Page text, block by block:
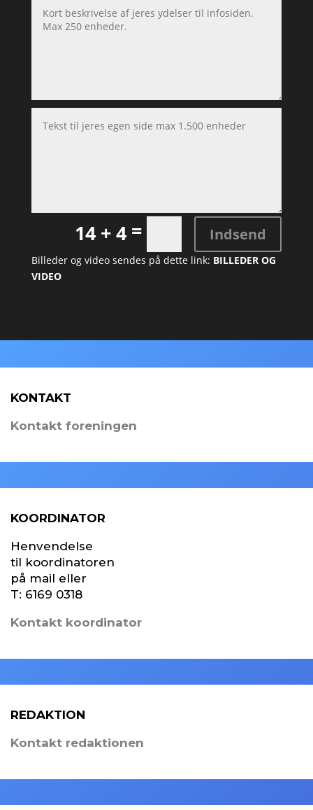
14 + 4 = Indsend
Billeder og video sendes på dette link: BILLEDER OG
VIDEO
KONTAKT
Kontakt foreningen
KOORDINATOR
Henvendelse
til koordinatoren
på mail eller
T: 6169 0318
Kontakt koordinator
REDAKTION
Kontakt redaktionen